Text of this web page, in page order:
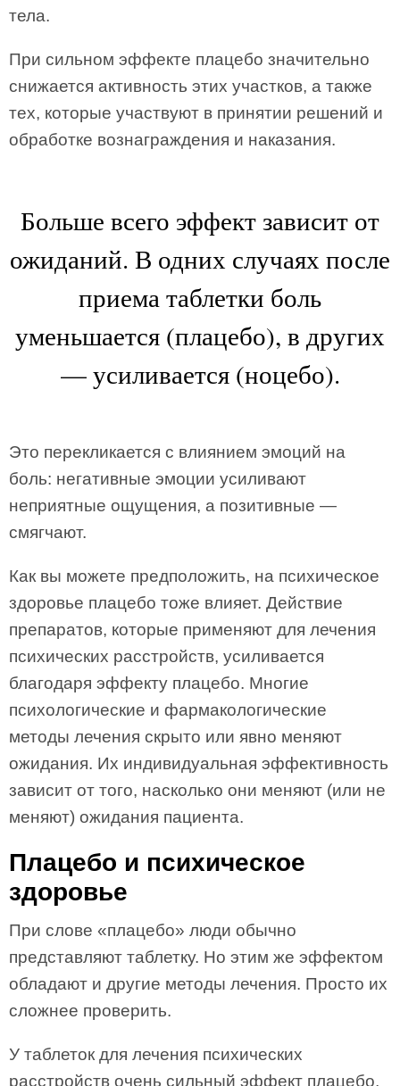
тела.
При сильном эффекте плацебо значительно
снижается активность этих участков, а также
тех, которые участвуют в принятии решений и
обработке вознаграждения и наказания.
Больше всего эффект зависит от
ожиданий. В одних случаях после
приема таблетки боль
уменьшается (плацебо), в других
— усиливается (ноцебо).
Это перекликается с влиянием эмоций на
боль: негативные эмоции усиливают
неприятные ощущения, а позитивные —
смягчают.
Как вы можете предположить, на психическое
здоровье плацебо тоже влияет. Действие
препаратов, которые применяют для лечения
психических расстройств, усиливается
благодаря эффекту плацебо. Многие
психологические и фармакологические
методы лечения скрыто или явно меняют
ожидания. Их индивидуальная эффективность
зависит от того, насколько они меняют (или не
меняют) ожидания пациента.
Плацебо и психическое
здоровье
При слове «плацебо» люди обычно
представляют таблетку. Но этим же эффектом
обладают и другие методы лечения. Просто их
сложнее проверить.
У таблеток для лечения психических
расстройств очень сильный эффект плацебо,